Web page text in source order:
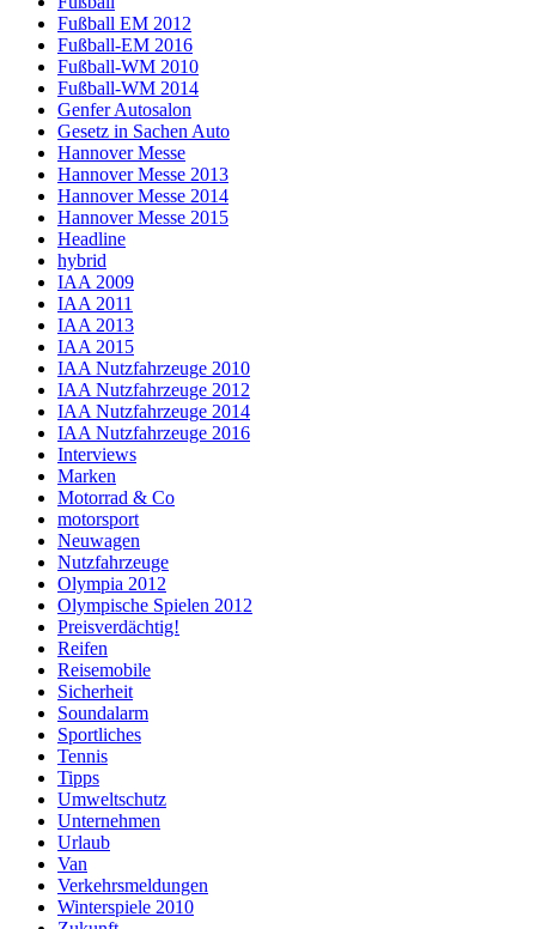
Fußball EM 2012
Fußball-EM 2016
Fußball-WM 2010
Fußball-WM 2014
Genfer Autosalon
Gesetz in Sachen Auto
Hannover Messe
Hannover Messe 2013
Hannover Messe 2014
Hannover Messe 2015
Headline
hybrid
IAA 2009
IAA 2011
IAA 2013
IAA 2015
IAA Nutzfahrzeuge 2010
IAA Nutzfahrzeuge 2012
IAA Nutzfahrzeuge 2014
IAA Nutzfahrzeuge 2016
Interviews
Marken
Motorrad & Co
motorsport
Neuwagen
Nutzfahrzeuge
Olympia 2012
Olympische Spielen 2012
Preisverdächtig!
Reifen
Reisemobile
Sicherheit
Soundalarm
Sportliches
Tennis
Tipps
Umweltschutz
Unternehmen
Urlaub
Van
Verkehrsmeldungen
Winterspiele 2010